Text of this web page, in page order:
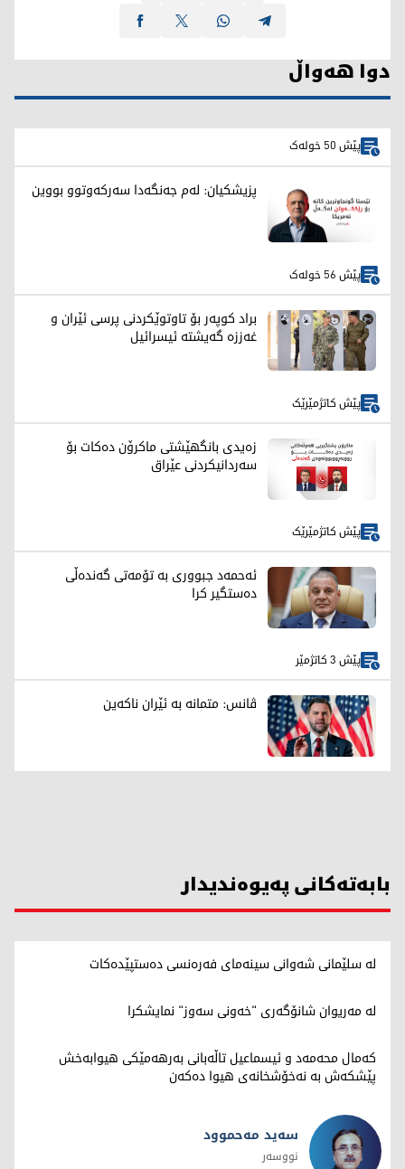
دوا هەواڵ
پێش 50 خولەک
پزیشکیان: لەم جەنگەدا سەرکەوتوو بووین
پێش 56 خولەک
براد کوپەر بۆ تاوتوێکردنی پرسی ئێران و
غەززە گەیشتە ئیسرائیل
پێش کاتژمێرێک
زەیدی بانگهێشتی ماکرۆن دەکات بۆ
سەردانیکردنی عێراق
پێش کاتژمێرێک
ئەحمەد جبووری بە تۆمەتی گەندەڵی
دەستگیر کرا
پێش 3 کاتژمێر
ڤانس: متمانە بە ئێران ناکەین
بابەتەکانی پەیوەندیدار
لە سلێمانی شەوانی سینەمای فەرەنسی دەستپێدەکات
لە مەریوان شانۆگەری "خەونی سەوز" نمایشکرا
کەمال محەمەد و ئیسماعیل تاڵەبانی بەرهەمێکی هیوابەخش
پێشکەش بە نەخۆشخانەی هیوا دەکەن
سەيد مەحموود
نووسەر